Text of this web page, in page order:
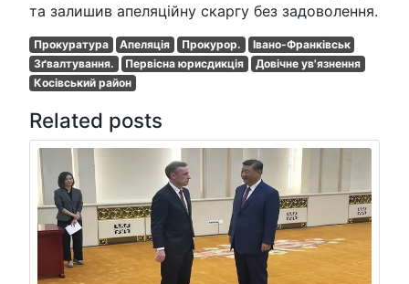
та залишив апеляційну скаргу без задоволення.
Прокуратура Апеляція Прокурор.
Івано-Франківськ
Зґвалтування.
Первісна юрисдикція
Довічне ув'язнення
Косівський район
Related posts